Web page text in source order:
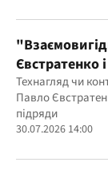
Євстратенко
бюджетних
Технагляд чи
Павло
підряди
30.07.2026 14:00